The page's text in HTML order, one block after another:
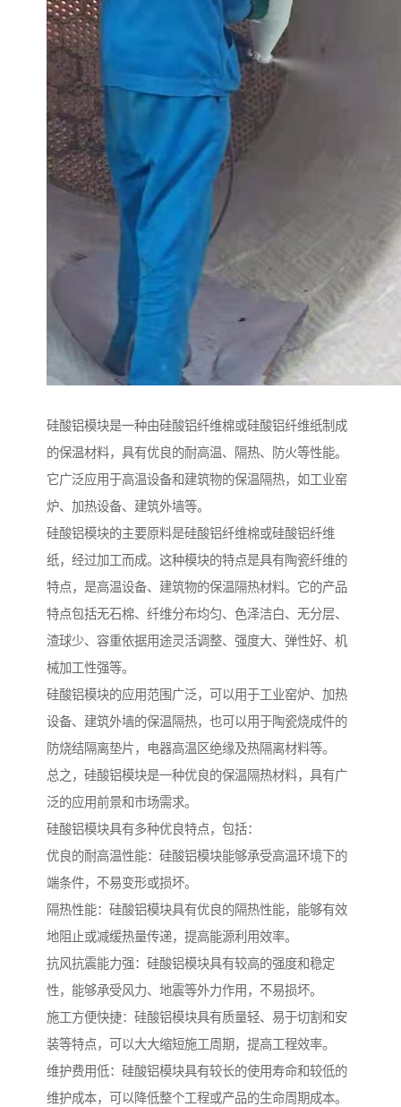
硅酸铝模块是一种由硅酸铝纤维棉或硅酸铝纤维纸制成
的保温材料，具有优良的耐高温、隔热、防火等性能。
它广泛应用于高温设备和建筑物的保温隔热，如工业窑
炉、加热设备、建筑外墙等。
硅酸铝模块的主要原料是硅酸铝纤维棉或硅酸铝纤维
纸，经过加工而成。这种模块的特点是具有陶瓷纤维的
特点，是高温设备、建筑物的保温隔热材料。它的产品
特点包括无石棉、纤维分布均匀、色泽洁白、无分层、
渣球少、容重依据用途灵活调整、强度大、弹性好、机
械加工性强等。
硅酸铝模块的应用范围广泛，可以用于工业窑炉、加热
设备、建筑外墙的保温隔热，也可以用于陶瓷烧成件的
防烧结隔离垫片，电器高温区绝缘及热隔离材料等。
总之，硅酸铝模块是一种优良的保温隔热材料，具有广
泛的应用前景和市场需求。
硅酸铝模块具有多种优良特点，包括：
优良的耐高温性能：硅酸铝模块能够承受高温环境下的
端条件，不易变形或损坏。
隔热性能：硅酸铝模块具有优良的隔热性能，能够有效
地阻止或减缓热量传递，提高能源利用效率。
抗风抗震能力强：硅酸铝模块具有较高的强度和稳定
性，能够承受风力、地震等外力作用，不易损坏。
施工方便快捷：硅酸铝模块具有质量轻、易于切割和安
装等特点，可以大大缩短施工周期，提高工程效率。
维护费用低：硅酸铝模块具有较长的使用寿命和较低的
维护成本，可以降低整个工程或产品的生命周期成本。